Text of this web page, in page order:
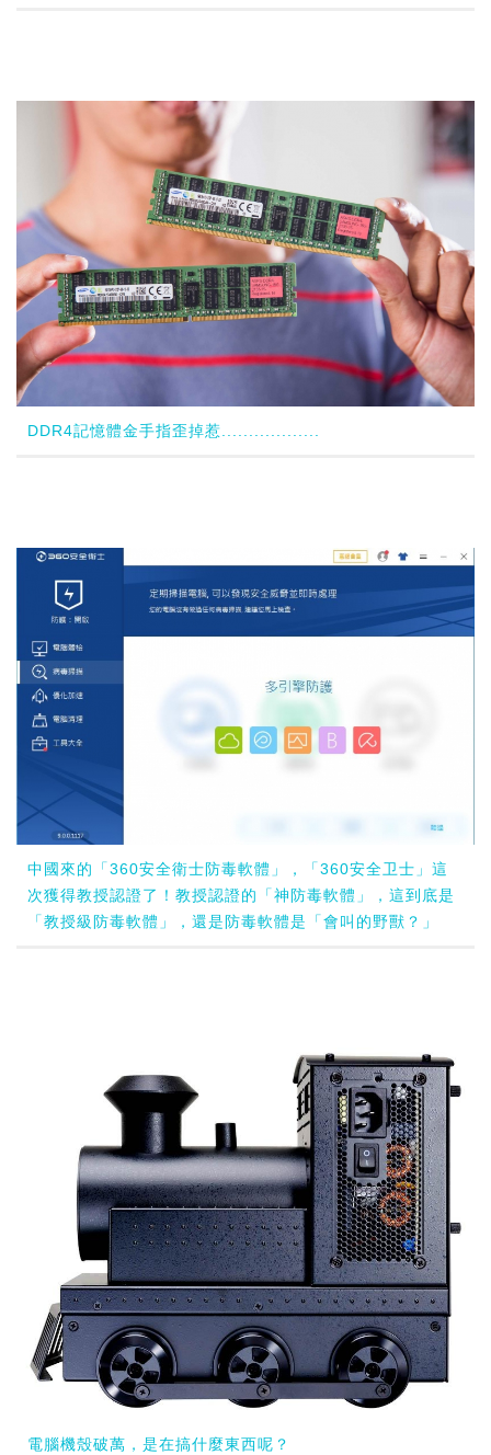
DDR4記憶體金手指歪掉惹..................
中國來的「360安全衛士防毒軟體」，「360安全卫士」這
次獲得教授認證了！教授認證的「神防毒軟體」，這到底是
「教授級防毒軟體」，還是防毒軟體是「會叫的野獸？」
電腦機殼破萬，是在搞什麼東西呢？